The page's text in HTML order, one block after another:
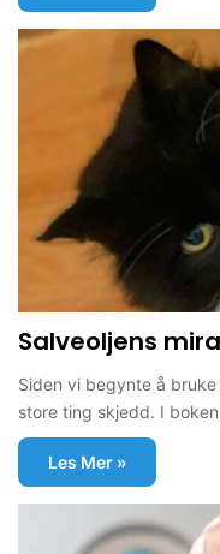
Salveoljens
Siden vi begynte å
store ting skjedd. I
Les Mer »